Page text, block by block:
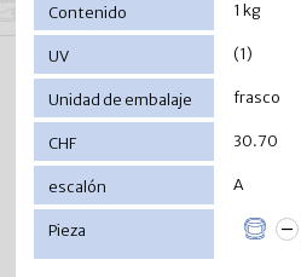
1 kg
(1)
frasco
30.70
A